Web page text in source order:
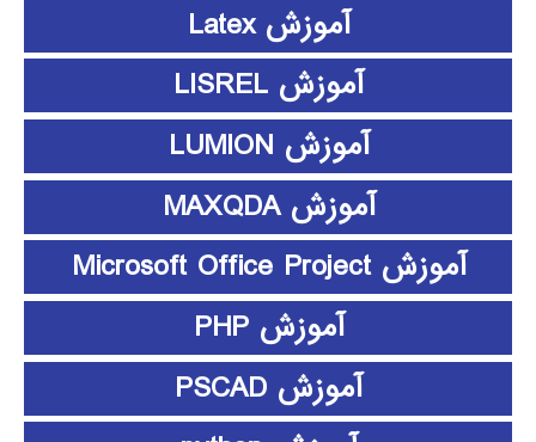
آموزش Latex
آموزش LISREL
آموزش LUMION
آموزش MAXQDA
آموزش Microsoft Office Project
آموزش PHP
آموزش PSCAD